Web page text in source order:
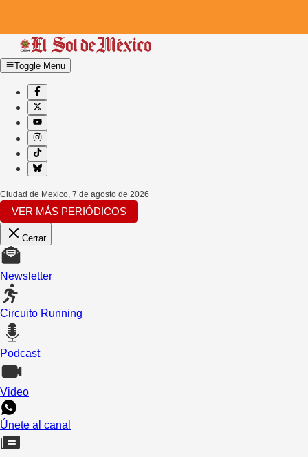
Toggle Menu
Ciudad de Mexico, 7 de agosto de 2026
VER MÁS PERIÓDICOS
Cerrar
Newsletter
Circuito Running
Podcast
Video
Únete al canal